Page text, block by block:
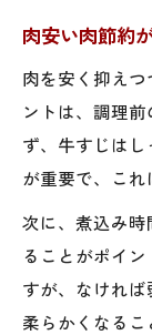
肉安い肉節約
肉を安く抑え
ントは、調理
ず、牛すじは
が重要で、これ
次に、煮込み
ることがポイ
すが、なければ
柔らかくなる